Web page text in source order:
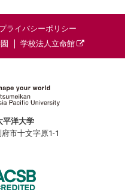
プライバシーポリシー
学校法人立命館
平洋大学
市十文字原1-1